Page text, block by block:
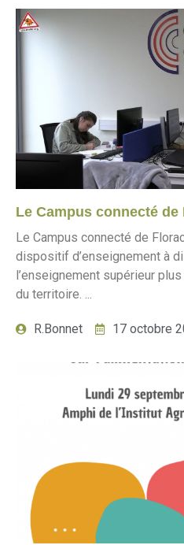
Le Campus connecté
Le Campus connecté de
dispositif d’enseignement à
l’enseignement supérieur
du territoire. ...
R.Bonnet 17 octobre